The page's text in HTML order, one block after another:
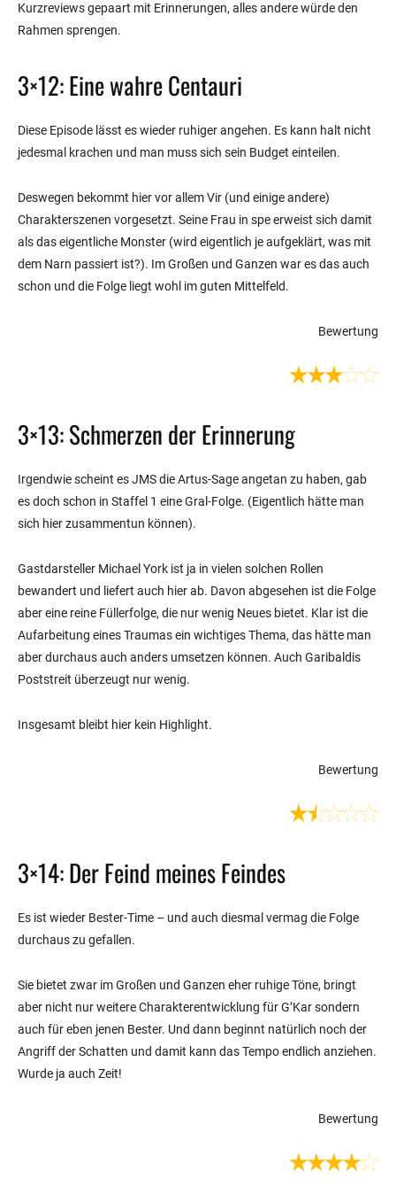
Kurzreviews gepaart mit Erinnerungen, alles andere würde den
Rahmen sprengen.
3×12: Eine wahre Centauri
Diese Episode lässt es wieder ruhiger angehen. Es kann halt nicht
jedesmal krachen und man muss sich sein Budget einteilen.
Deswegen bekommt hier vor allem Vir (und einige andere)
Charakterszenen vorgesetzt. Seine Frau in spe erweist sich damit
als das eigentliche Monster (wird eigentlich je aufgeklärt, was mit
dem Narn passiert ist?). Im Großen und Ganzen war es das auch
schon und die Folge liegt wohl im guten Mittelfeld.
Bewertung
3×13: Schmerzen der Erinnerung
Irgendwie scheint es JMS die Artus-Sage angetan zu haben, gab
es doch schon in Staffel 1 eine Gral-Folge. (Eigentlich hätte man
sich hier zusammentun können).
Gastdarsteller Michael York ist ja in vielen solchen Rollen
bewandert und liefert auch hier ab. Davon abgesehen ist die Folge
aber eine reine Füllerfolge, die nur wenig Neues bietet. Klar ist die
Aufarbeitung eines Traumas ein wichtiges Thema, das hätte man
aber durchaus auch anders umsetzen können. Auch Garibaldis
Poststreit überzeugt nur wenig.
Insgesamt bleibt hier kein Highlight.
Bewertung
3×14: Der Feind meines Feindes
Es ist wieder Bester-Time – und auch diesmal vermag die Folge
durchaus zu gefallen.
Sie bietet zwar im Großen und Ganzen eher ruhige Töne, bringt
aber nicht nur weitere Charakterentwicklung für G’Kar sondern
auch für eben jenen Bester. Und dann beginnt natürlich noch der
Angriff der Schatten und damit kann das Tempo endlich anziehen.
Wurde ja auch Zeit!
Bewertung